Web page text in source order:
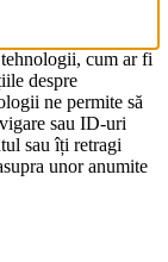
cum ar fi
despre
ne permite să
sau ID-uri
sau îți retragi
unor anumite